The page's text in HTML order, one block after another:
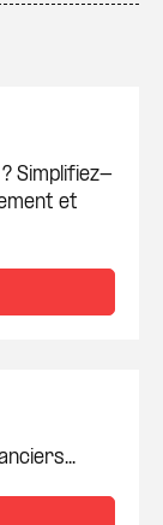
? Simplifiez-
et